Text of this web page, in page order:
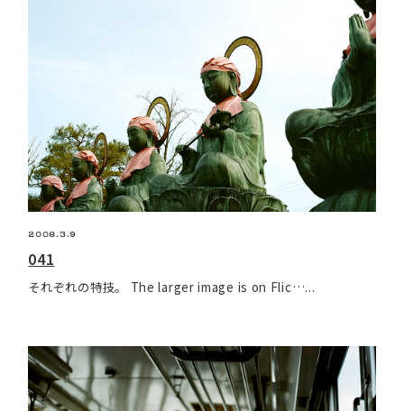
2008.3.9
041
それぞれの特技。 The larger image is on Flic…...